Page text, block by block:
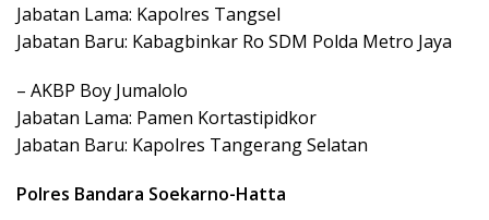
Jabatan Lama: Kapolres Tangsel
Jabatan Baru: Kabagbinkar Ro SDM Polda Metro Jaya
– AKBP Boy Jumalolo
Jabatan Lama: Pamen Kortastipidkor
Jabatan Baru: Kapolres Tangerang Selatan
Polres Bandara Soekarno-Hatta